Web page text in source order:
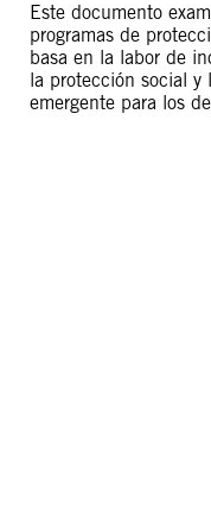
Este documento
programas de
basa en la labor de
la protección social y
emergente para los